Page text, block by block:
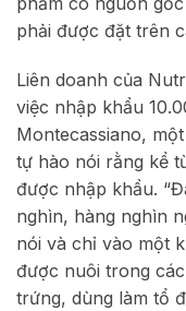
phải được đặt trên
Liên doanh của
việc nhập khẩu
Montecassiano,
tự hào nói rằng kể
được nhập khẩu.
nghìn, hàng nghìn
nói và chỉ vào một
được nuôi trong
trứng, dùng làm tổ